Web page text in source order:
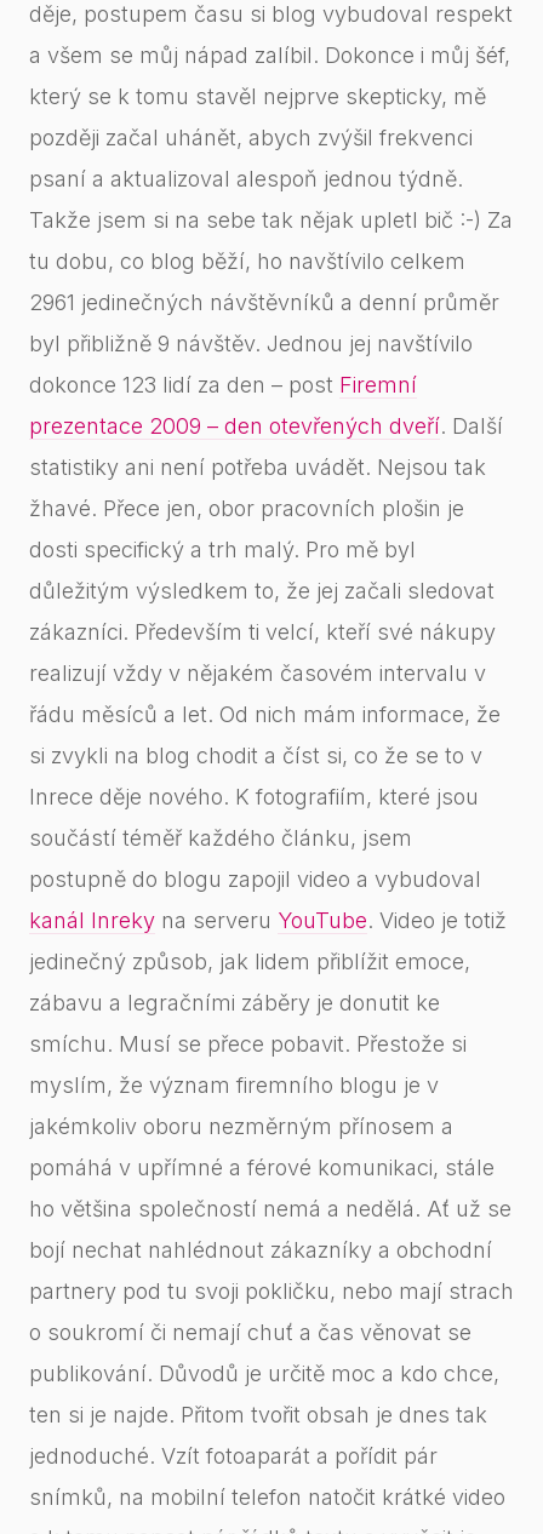
děje, postupem času si blog vybudoval respekt
a všem se můj nápad zalíbil. Dokonce i můj šéf,
který se k tomu stavěl nejprve skepticky, mě
později začal uhánět, abych zvýšil frekvenci
psaní a aktualizoval alespoň jednou týdně.
Takže jsem si na sebe tak nějak upletl bič :-) Za
tu dobu, co blog běží, ho navštívilo celkem
2961 jedinečných návštěvníků a denní průměr
byl přibližně 9 návštěv. Jednou jej navštívilo
dokonce 123 lidí za den – post Firemní
prezentace 2009 – den otevřených dveří. Další
statistiky ani není potřeba uvádět. Nejsou tak
žhavé. Přece jen, obor pracovních plošin je
dosti specifický a trh malý. Pro mě byl
důležitým výsledkem to, že jej začali sledovat
zákazníci. Především ti velcí, kteří své nákupy
realizují vždy v nějakém časovém intervalu v
řádu měsíců a let. Od nich mám informace, že
si zvykli na blog chodit a číst si, co že se to v
Inrece děje nového. K fotografiím, které jsou
součástí téměř každého článku, jsem
postupně do blogu zapojil video a vybudoval
kanál Inreky na serveru YouTube. Video je totiž
jedinečný způsob, jak lidem přiblížit emoce,
zábavu a legračními záběry je donutit ke
smíchu. Musí se přece pobavit. Přestože si
myslím, že význam firemního blogu je v
jakémkoliv oboru nezměrným přínosem a
pomáhá v upřímné a férové komunikaci, stále
ho většina společností nemá a nedělá. Ať už se
bojí nechat nahlédnout zákazníky a obchodní
partnery pod tu svoji pokličku, nebo mají strach
o soukromí či nemají chuť a čas věnovat se
publikování. Důvodů je určitě moc a kdo chce,
ten si je najde. Přitom tvořit obsah je dnes tak
jednoduché. Vzít fotoaparát a pořídit pár
snímků, na mobilní telefon natočit krátké video